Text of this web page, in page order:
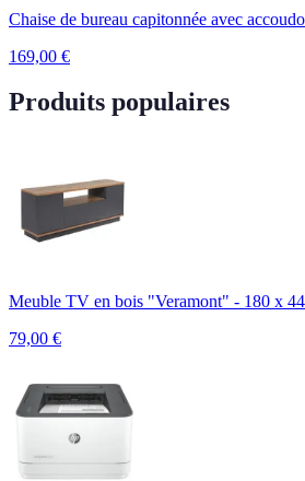
Chaise de bureau capitonnée avec
169,00 €
Produits populaires
Meuble TV en bois "Veramont" - 180 x
79,00 €